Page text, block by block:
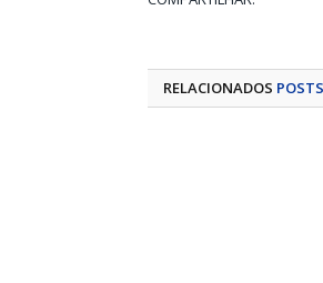
RELACIONADOS POSTS